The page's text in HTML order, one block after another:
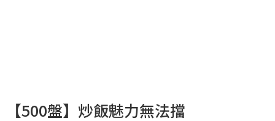
【500盤】炒飯魅力無法擋